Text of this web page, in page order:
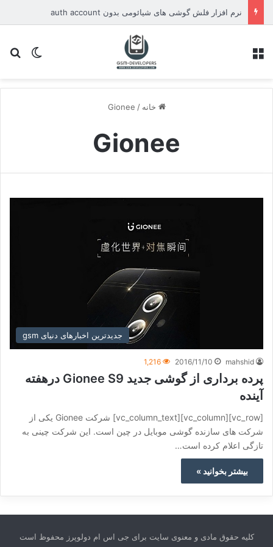
نرم افزار فلش گوشی های شیائومی بدون auth account
تغییر
خانه /
Gionee
Gionee
جدیدترین اخبارهای دنیای gsm
mahshid
2016/11/10
1,216
پرده برداری از گوشی جدید Gionee S9 درهفته
آینده
[vc_row][vc_column][vc_column_text] شرکت Gionee یکی از
شرکت های سازنده گوشی موبایل در چین است. این شرکت چینی به
تازگی اعلام کرده است…
بیشتر بخوانید »
کلیه حقوق مادی و معنوی سایت برای جی اس ام دولوپرز محفوظ است